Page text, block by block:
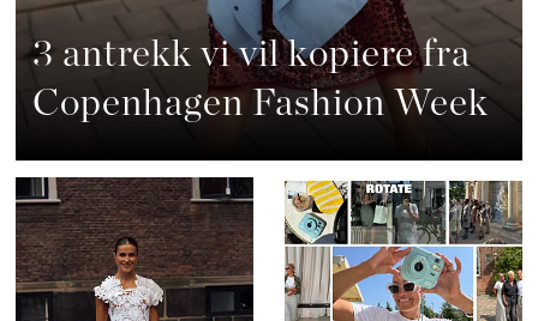
3 antrekk vi vil kopiere fra
Copenhagen Fashion Week